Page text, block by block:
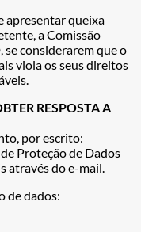
apresentar queixa
a Comissão
se considerarem que o
viola os seus direitos
RESPOSTA A
por escrito:
Proteção de Dados
através do e-mail.
de dados: